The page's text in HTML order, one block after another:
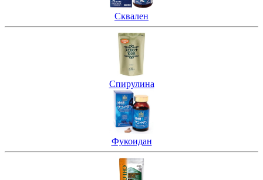
Сквален
Спирулина
Фукоидан